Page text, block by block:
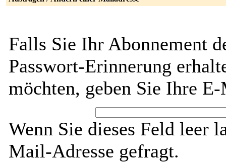
Falls Sie Ihr Abonnement
Passwort-Erinnerung
möchten, geben Sie Ihre
Wenn Sie dieses Feld leer
Mail-Adresse gefragt.